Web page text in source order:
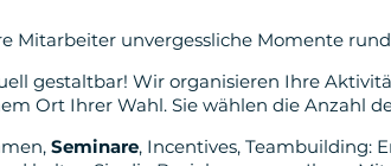
Mitarbeiter unvergessliche Momente
gestaltbar! Wir organisieren Ihre
Ort Ihrer Wahl. Sie wählen die Anzahl
Seminare, Incentives, Teambuilding: